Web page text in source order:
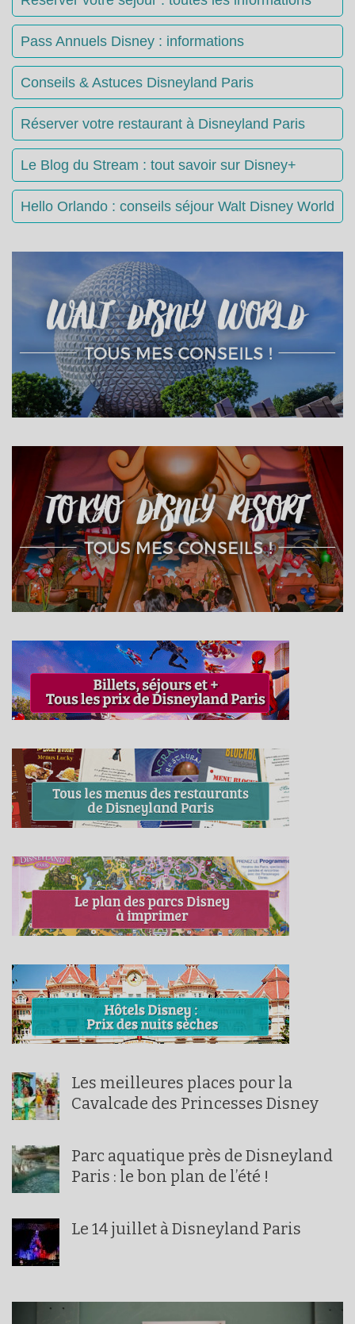
Pass Annuels Disney : informations
Conseils & Astuces Disneyland Paris
Réserver votre restaurant à Disneyland Paris
Le Blog du Stream : tout savoir sur Disney+
Hello Orlando : conseils séjour Walt Disney World
Les meilleures places pour la
Cavalcade des Princesses Disney
Parc aquatique près de Disneyland
Paris : le bon plan de l’été !
Le 14 juillet à Disneyland Paris